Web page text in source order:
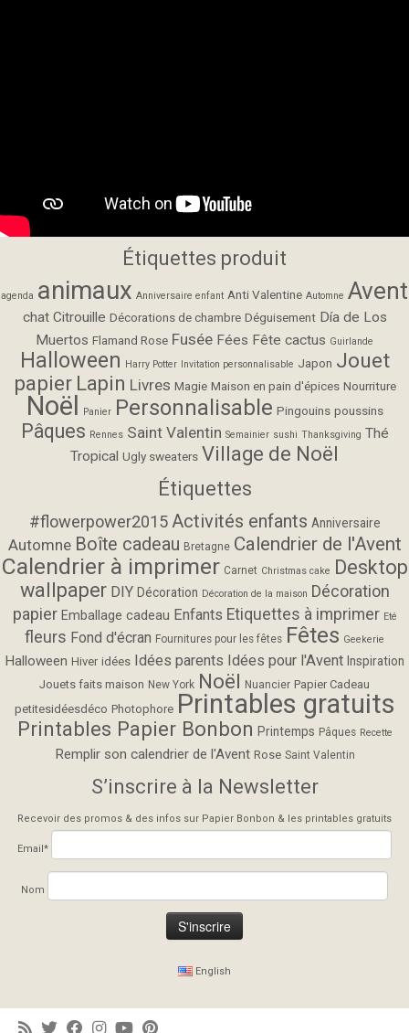
Étiquettes produit
agenda animaux Anniversaire enfant Anti Valentine Automne Avent
chat Citrouille Décorations de chambre Déguisement Día de Los
Muertos Flamand Rose Fusée Fées Fête cactus Guirlande
Halloween Harry Potter Invitation personnalisable Japon Jouet
papier Lapin Livres Magie Maison en pain d'épices Nourriture
Noël Panier Personnalisable Pingouins poussins
Pâques Rennes Saint Valentin Semainier sushi Thanksgiving Thé
Tropical Ugly sweaters Village de Noël
Étiquettes
#flowerpower2015 Activités enfants Anniversaire
Automne Boîte cadeau Bretagne Calendrier de l'Avent
Calendrier à imprimer Carnet Christmas cake Desktop
wallpaper DIY Décoration Décoration de la maison Décoration
papier Emballage cadeau Enfants Etiquettes à imprimer Eté
fleurs Fond d'écran Fournitures pour les fêtes Fêtes Geekerie
Halloween Hiver idées Idées parents Idées pour l'Avent Inspiration
Jouets faits maison New York Noël Nuancier Papier Cadeau
petitesidéesdéco Photophore Printables gratuits
Printables Papier Bonbon Printemps Pâques Recette
Remplir son calendrier de l'Avent Rose Saint Valentin
S’inscrire à la Newsletter
Recevoir des promos & des infos sur Papier Bonbon & les printables gratuits
Email*
Nom
English